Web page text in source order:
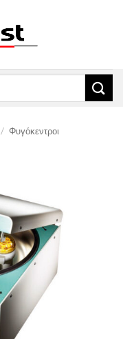
/ Φυγόκεντροι